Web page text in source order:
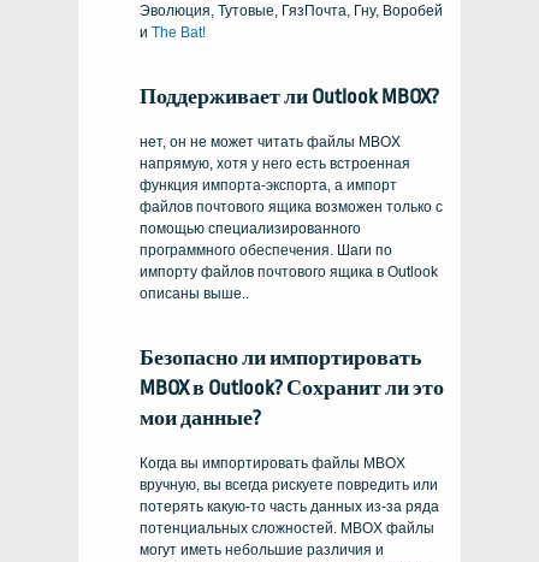
Эволюция, Тутовые, ГязПочта, Гну, Воробей
и The Bat!
Поддерживает ли Outlook MBOX?
нет, он не может читать файлы MBOX
напрямую, хотя у него есть встроенная
функция импорта-экспорта, а импорт
файлов почтового ящика возможен только с
помощью специализированного
программного обеспечения. Шаги по
импорту файлов почтового ящика в Outlook
описаны выше..
Безопасно лиимпортировать
MBOX в Outlook? Сохранит ли это
мои данные?
Когда вы импортировать файлы MBOX
вручную, вы всегда рискуете повредить или
потерять какую-то часть данных из-за ряда
потенциальных сложностей. MBOX файлы
могут иметь небольшие различия и